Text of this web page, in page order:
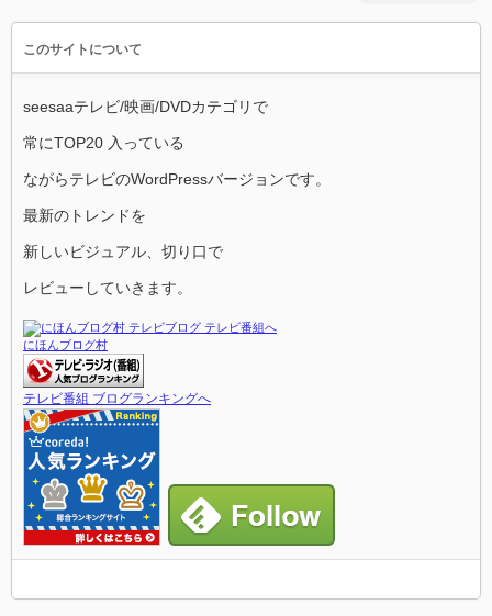
このサイトについて
seesaaテレビ/映画/DVDカテゴリで
常にTOP20 入っている
ながらテレビのWordPressバージョンです。
最新のトレンドを
新しいビジュアル、切り口で
レビューしていきます。
にほんブログ村
テレビ番組 ブログランキングへ